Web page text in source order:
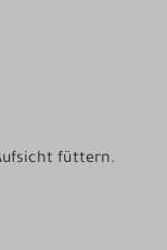
füttern.